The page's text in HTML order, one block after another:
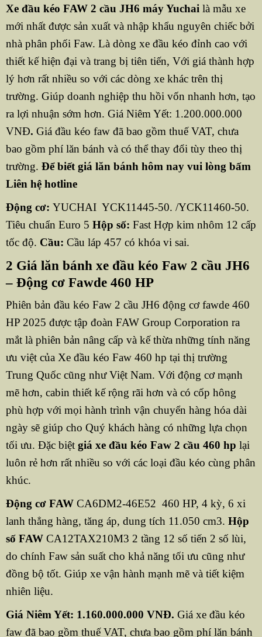
Xe đầu kéo FAW 2 cầu JH6 máy Yuchai là mẫu xe
mới nhất được sản xuất và nhập khẩu nguyên chiếc bởi
nhà phân phối Faw. Là dòng xe đầu kéo đỉnh cao với
thiết kế hiện đại và trang bị tiên tiến, Với giá thành hợp
lý hơn rất nhiều so với các dòng xe khác trên thị
trường. Giúp doanh nghiệp thu hồi vốn nhanh hơn, tạo
ra lợi nhuận sớm hơn. Giá Niêm Yết: 1.200.000.000
VNĐ. Giá đầu kéo faw đã bao gồm thuế VAT, chưa
bao gồm phí lăn bánh và có thể thay đổi tùy theo thị
trường. Để biết giá lăn bánh hôm nay vui lòng bấm
Liên hệ hotline
Động cơ: YUCHAI YCK11445-50. /YCK11460-50.
Tiêu chuẩn Euro 5 Hộp số: Fast Hợp kim nhôm 12 cấp
tốc độ. Cầu: Cầu láp 457 có khóa vi sai.
2 Giá lăn bánh xe đầu kéo Faw 2 cầu JH6
– Động cơ Fawde 460 HP
Phiên bản đầu kéo Faw 2 cầu JH6 động cơ fawde 460
HP 2025 được tập đoàn FAW Group Corporation ra
mắt là phiên bản nâng cấp và kế thừa những tính năng
ưu việt của Xe đầu kéo Faw 460 hp tại thị trường
Trung Quốc cũng như Việt Nam. Với động cơ mạnh
mẽ hơn, cabin thiết kế rộng rãi hơn và có cốp hông
phù hợp với mọi hành trình vận chuyển hàng hóa dài
ngày sẽ giúp cho Quý khách hàng có những lựa chọn
tối ưu. Đặc biệt giá xe đầu kéo Faw 2 cầu 460 hp lại
luôn rẻ hơn rất nhiều so với các loại đầu kéo cùng phân
khúc.
Động cơ FAWCA6DM2-46E52 460 HP, 4 kỳ, 6 xi
lanh thẳng hàng, tăng áp, dung tích 11.050 cm3. Hộp
số FAW CA12TAX210M3 2 tầng 12 số tiến 2 số lùi,
do chính Faw sản suất cho khả năng tối ưu cũng như
đồng bộ tốt. Giúp xe vận hành mạnh mẽ và tiết kiệm
nhiên liệu.
Giá Niêm Yết: 1.160.000.000 VNĐ. Giá xe đầu kéo
faw đã bao gồm thuế VAT, chưa bao gồm phí lăn bánh